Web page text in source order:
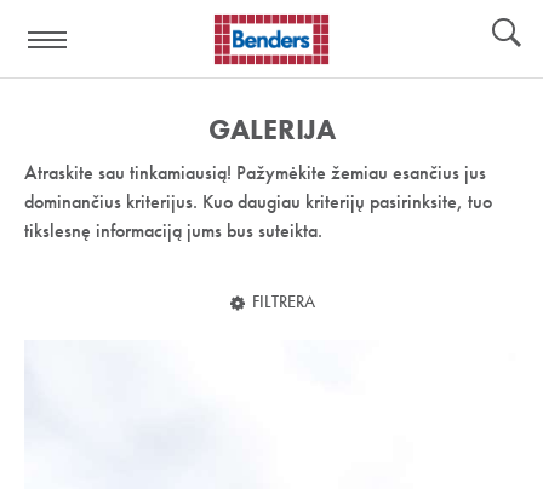
nuoroda:
GALERIJA
Atraskite sau tinkamiausią! Pažymėkite žemiau esančius jus
dominančius kriterijus. Kuo daugiau kriterijų pasirinksite, tuo
tikslesnę informaciją jums bus suteikta.
FILTRERA